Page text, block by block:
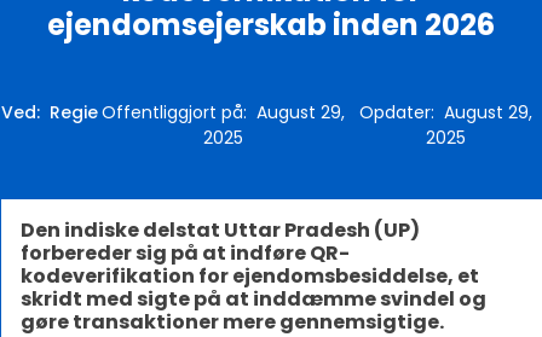
ejendomsejerskab inden 2026
Ved: RegieOffentliggjort på:August 29,
2025
Opdater: August 29,
2025
Den indiske delstat Uttar Pradesh (UP)
forbereder sig på at indføre QR-
kodeverifikation for ejendomsbesiddelse, et
skridt med sigte på at inddæmme svindel og
gøre transaktioner mere gennemsigtige.